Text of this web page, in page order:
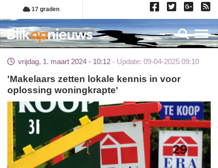
Overslaan
en
naar
de
gaan
17 graden
vrijdag, 1. maart 2024 - 10:12 Update: 09-04-2025 09:10
'Makelaars zetten lokale kennis in voor
oplossing woningkrapte'